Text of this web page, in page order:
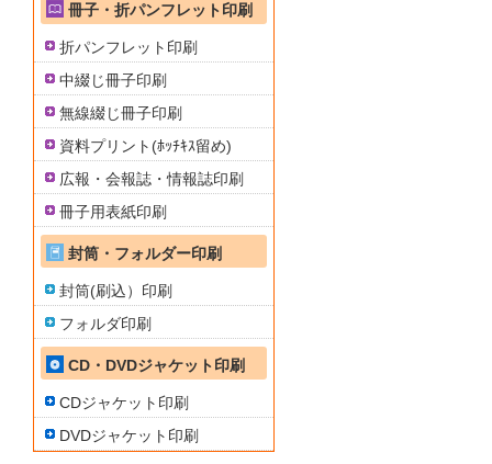
冊子・折パンフレット印刷
折パンフレット印刷
中綴じ冊子印刷
無線綴じ冊子印刷
資料プリント(ﾎｯﾁｷｽ留め)
広報・会報誌・情報誌印刷
冊子用表紙印刷
封筒・フォルダー印刷
封筒(刷込）印刷
フォルダ印刷
CD・DVDジャケット印刷
CDジャケット印刷
DVDジャケット印刷